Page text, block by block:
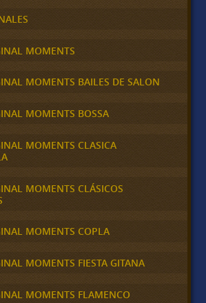
MOMENTS
MOMENTS BAILES DE SALON
MOMENTS BOSSA
MOMENTS CLASICA
MOMENTS CLÁSICOS
MOMENTS COPLA
MOMENTS FIESTA GITANA
MOMENTS FLAMENCO